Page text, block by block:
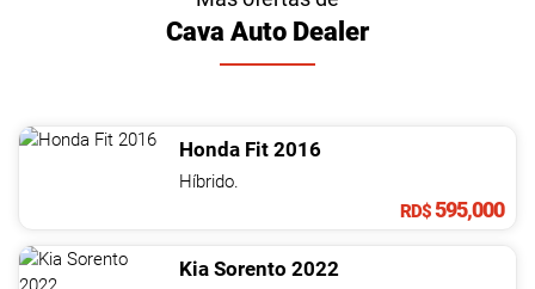
Cava Auto Dealer
Honda Fit 2016
Híbrido.
RD$595,000
Kia Sorento 2022